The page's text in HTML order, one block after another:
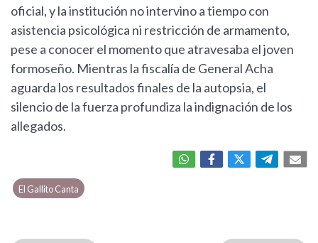
oficial, y la institución no intervino a tiempo con
asistencia psicológica ni restricción de armamento,
pese a conocer el momento que atravesaba el joven
formoseño. Mientras la fiscalía de General Acha
aguarda los resultados finales de la autopsia, el
silencio de la fuerza profundiza la indignación de los
allegados.
El Gallito Canta